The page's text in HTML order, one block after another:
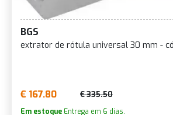
BGS
extrator de rótula universal 30 mm -
€ 167.80 € 335.50
Em estoque Entrega em 6 dias.